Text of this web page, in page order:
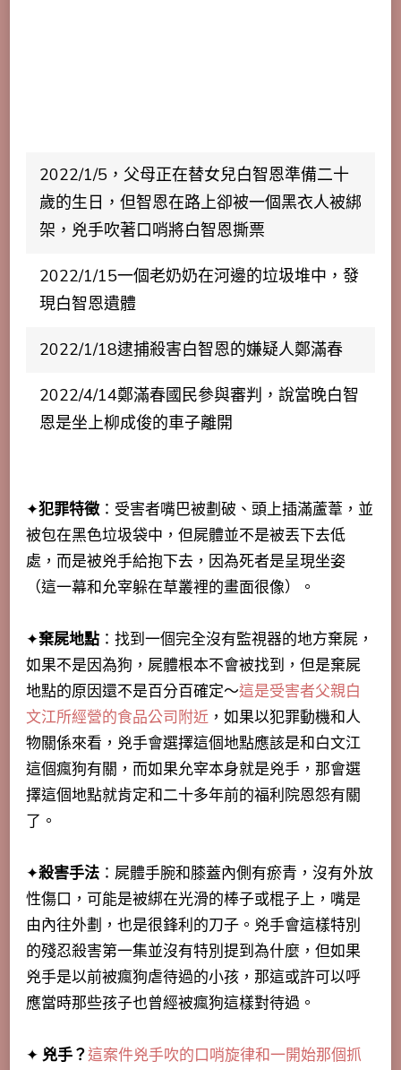
2022/1/5，父母正在替女兒白智恩準備二十
歲的生日，但智恩在路上卻被一個黑衣人被綁
架，兇手吹著口哨將白智恩撕票
2022/1/15一個老奶奶在河邊的垃圾堆中，發
現白智恩遺體
2022/1/18逮捕殺害白智恩的嫌疑人鄭滿春
2022/4/14鄭滿春國民參與審判，說當晚白智
恩是坐上柳成俊的車子離開
✦犯罪特徵：受害者嘴巴被劃破、頭上插滿蘆葦，並
被包在黑色垃圾袋中，但屍體並不是被丟下去低
處，而是被兇手給抱下去，因為死者是呈現坐姿
（這一幕和允宰躲在草叢裡的畫面很像）。
✦棄屍地點 ：找到一個完全沒有監視器的地方棄屍，
如果不是因為狗，屍體根本不會被找到，但是棄屍
地點的原因還不是百分百確定～這是受害者父親白
文江所經營的食品公司附近 ，如果以犯罪動機和人
物關係來看，兇手會選擇這個地點應該是和白文江
這個瘋狗有關，而如果允宰本身就是兇手，那會選
擇這個地點就肯定和二十多年前的福利院恩怨有關
了。
✦殺害手法 ：屍體手腕和膝蓋內側有瘀青，沒有外放
性傷口，可能是被綁在光滑的棒子或棍子上，嘴是
由內往外劃，也是很鋒利的刀子。兇手會這樣特別
的殘忍殺害第一集並沒有特別提到為什麼，但如果
兇手是以前被瘋狗虐待過的小孩，那這或許可以呼
應當時那些孩子也曾經被瘋狗這樣對待過。
✦ 兇手？這案件兇手吹的口哨旋律和一開始那個抓